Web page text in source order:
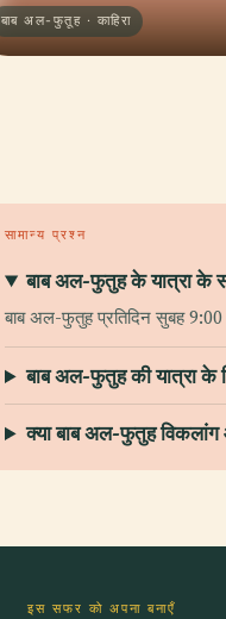
बाब अल-फुतूह · काहिरा
सामान्य प्रश्न
बाब अल-फुतुह के यात्रा के
बाब अल-फुतुह प्रतिदिन सुबह
बाब अल-फुतुह की यात्रा के
क्या बाब अल-फुतुह
इस सफर को अपना बनाएँ